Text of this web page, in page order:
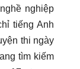
nghiệp
tiếng Anh
thi ngày
tìm kiếm